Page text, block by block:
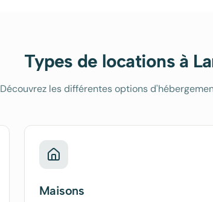
Types de locations à
Découvrez les différentes options
Maisons